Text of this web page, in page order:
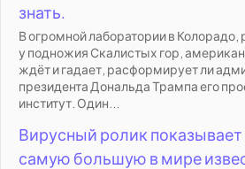
знать.
В огромной лаборатории в
у подножия Скалистых гор,
ждёт и гадает, расформирует ли
президента Дональда Трампа его
институт. Один...
Вирусный ролик показывает
самую большую в мире